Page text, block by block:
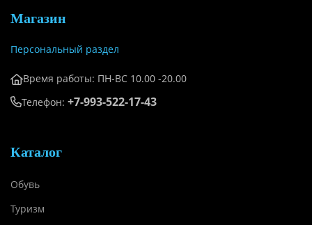
Магазин
Персональный раздел
Время работы: ПН-ВС 10.00 -20.00
Телефон: +7-993-522-17-43
Каталог
Обувь
Туризм